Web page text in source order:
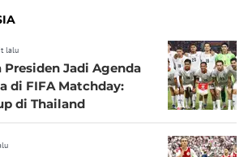
lalu
Presiden Jadi Agenda
di FIFA Matchday:
di Thailand